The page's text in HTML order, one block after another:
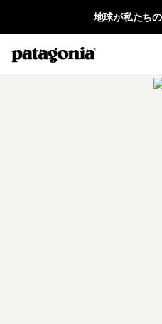
地球が私たち